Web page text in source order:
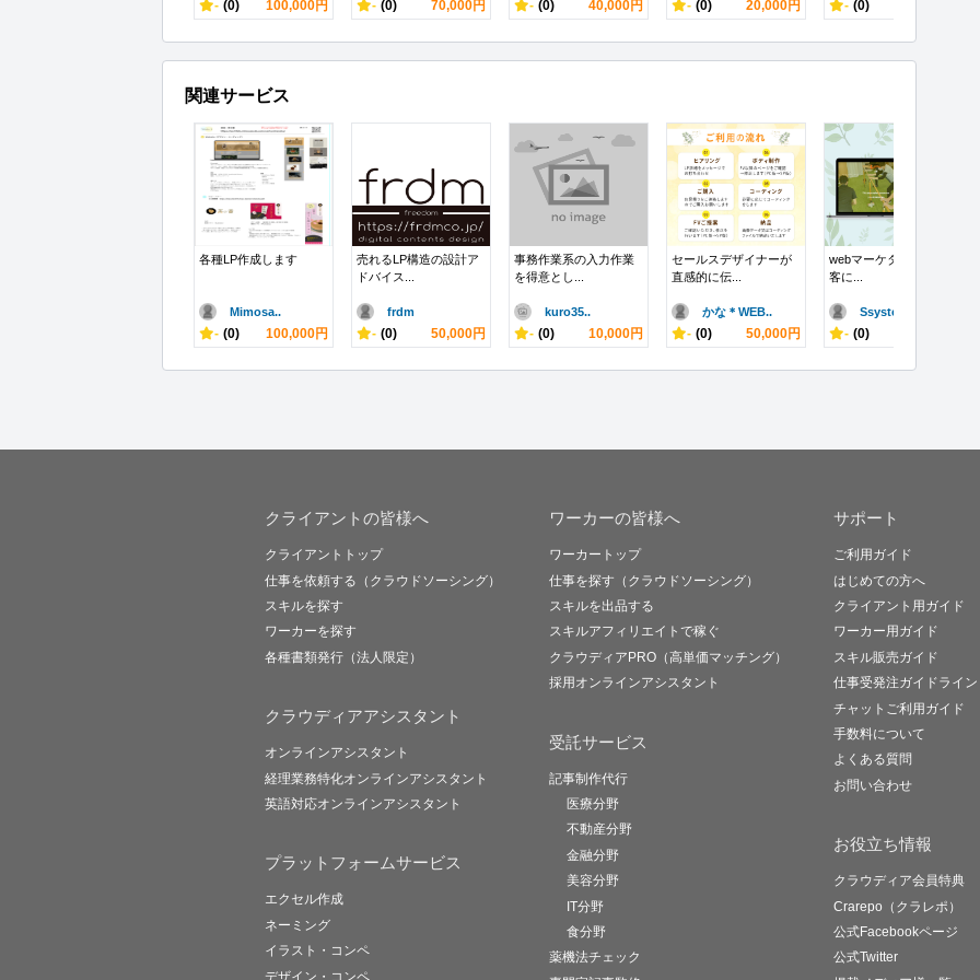
- (0) 100,000円 - (0) 70,000円 - (0) 40,000円 - (0) 20,000円 - (0)
関連サービス
各種LP作成します
Mimosa..
- (0) 100,000円
売れるLP構造の設計ア
ドバイス...
frdm
- (0) 50,000円
事務作業系の入力作業
を得意とし...
kuro35..
- (0) 10,000円
セールスデザイナーが
直感的に伝...
かな＊WEB..
- (0) 50,000円
webマーケターがweb集
客に...
Ssyste..
- (0)
クライアントの皆様へ
クライアントトップ
仕事を依頼する（クラウドソーシング）
スキルを探す
ワーカーを探す
各種書類発行（法人限定）
クラウディアアシスタント
オンラインアシスタント
経理業務特化オンラインアシスタント
英語対応オンラインアシスタント
プラットフォームサービス
エクセル作成
ネーミング
イラスト・コンペ
デザイン・コンペ
ワーカーの皆様へ
ワーカートップ
仕事を探す（クラウドソーシング）
スキルを出品する
スキルアフィリエイトで稼ぐ
クラウディアPRO（高単価マッチング）
採用オンラインアシスタント
受託サービス
記事制作代行
医療分野
不動産分野
金融分野
美容分野
IT分野
食分野
薬機法チェック
サポート
ご利用ガイド
はじめての方へ
クライアント用ガイド
ワーカー用ガイド
スキル販売ガイド
仕事受発注ガイドライン
チャットご利用ガイド
手数料について
よくある質問
お問い合わせ
お役立ち情報
クラウディア会員特典
Crarepo（クラレポ）
公式Facebookページ
公式Twitter